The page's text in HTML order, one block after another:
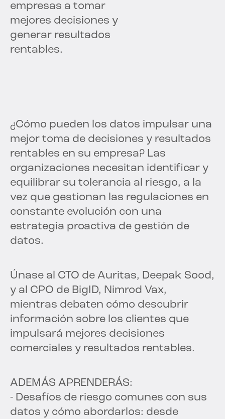
empresas a tomar
mejores decisiones y
generar resultados
rentables.
¿Cómo pueden los datos impulsar una
mejor toma de decisiones y resultados
rentables en su empresa? Las
organizaciones necesitan identificar y
equilibrar su tolerancia al riesgo, a la
vez que gestionan las regulaciones en
constante evolución con una
estrategia proactiva de gestión de
datos.
Únase al CTO de Auritas, Deepak Sood,
y al CPO de BigID, Nimrod Vax,
mientras debaten cómo descubrir
información sobre los clientes que
impulsará mejores decisiones
comerciales y resultados rentables.
ADEMÁS APRENDERÁS:
- Desafíos de riesgo comunes con sus
datos y cómo abordarlos: desde